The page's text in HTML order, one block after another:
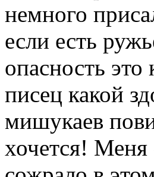
немного
если есть
опасность
писец какой
мишукаев
хочется! Меня